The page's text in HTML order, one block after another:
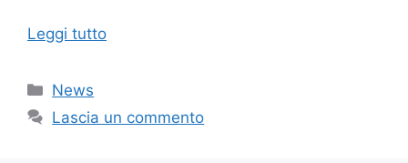
Leggi tutto
Categorie
News
Lascia un commento